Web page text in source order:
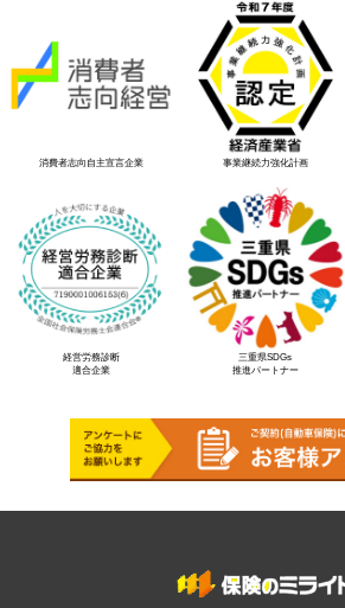
消費者志向自主宣言企業 事業継続力強化計画
経営労務診断
適合企業
三重県SDGs
推進パートナー